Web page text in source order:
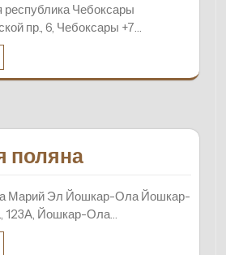
Чебоксары
пр., 6, Чебоксары +7…
поляна
Марий Эл Йошкар-Ола Йошкар-
123А, Йошкар-Ола…